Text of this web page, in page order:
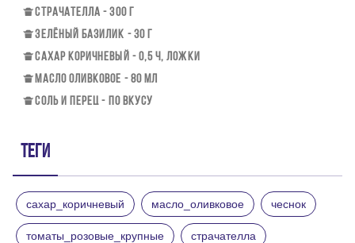
СТРАЧАТЕЛЛА - 300 Г
ЗЕЛЁНЫЙ БАЗИЛИК - 30 Г
САХАР КОРИЧНЕВЫЙ - 0,5 Ч, ЛОЖКИ
МАСЛО ОЛИВКОВОЕ - 80 МЛ
СОЛЬ И ПЕРЕЦ - ПО ВКУСУ
Теги
сахар_коричневый масло_оливковое чеснок
томаты_розовые_крупные страчателла